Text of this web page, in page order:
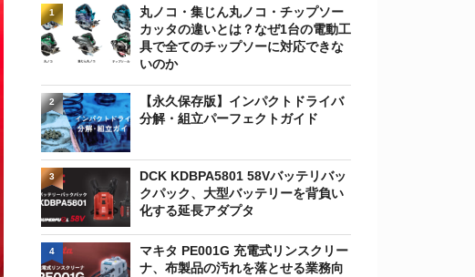
丸ノコ・集じん丸ノコ・チップソー
カッタの違いとは？なぜ1台の電動工
具で全てのチップソーに対応できな
いのか
1
【永久保存版】インパクトドライバ
分解・組立パーフェクトガイド
2
DCK KDBPA5801 58Vバッテリバッ
クパック、大型バッテリーを背負い
化する延長アダプタ
3
マキタ PE001G 充電式リンスクリー
ナ、布製品の汚れを落とせる業務向
4